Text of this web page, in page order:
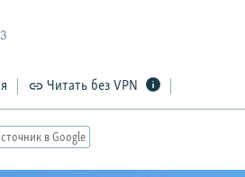
Читать без VPN
в Google